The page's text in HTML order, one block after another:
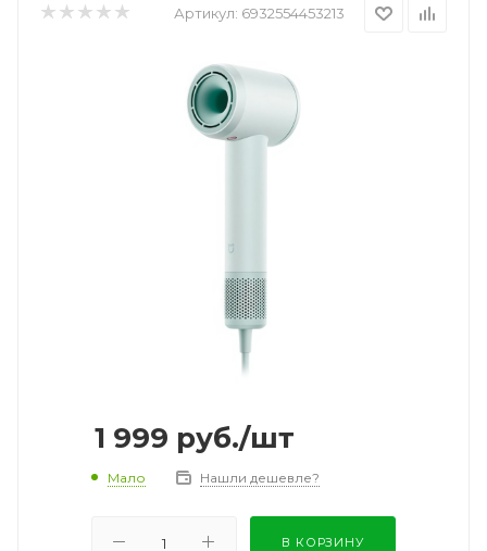
Артикул: 6932554453213
1 999 руб./шт
Мало Нашли дешевле?
В КОРЗИНУ